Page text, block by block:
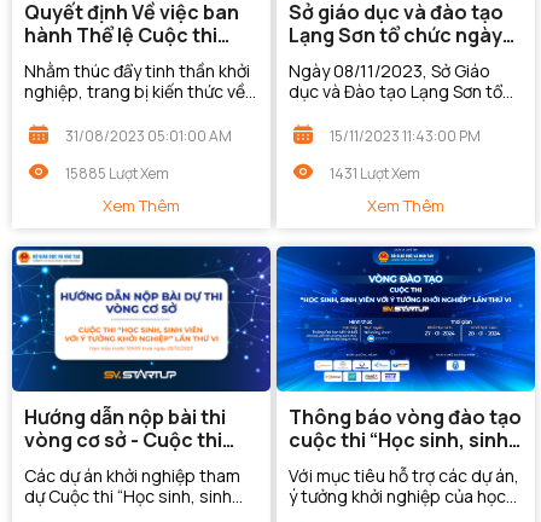
Quyết định Về việc ban
hành Thể lệ Cuộc thi
“Học sinh, sinh viên với ý
tưởng khởi nghiệp” năm
2023 (SV_STARTUP LẦN
THỨ VI)
Nhằm thúc đẩy tinh thần khởi
nghiệp, trang bị kiến thức về
viên, Cuộc thi “Học sinh, sinh
31/08/2023 05:01:00 AM
15885 Lượt Xem
Xem Thêm
Sở giáo dục và đào tạo
Lạng Sơn tổ chức ngày
hội khởi nghiệp cấp tỉnh
của học sinh sinh viên
năm 2023
Ngày 08/11/2023, Sở Giáo
dục và Đào tạo Lạng Sơn tổ
cấp tỉnh của học sinh, sinh
THPT Hoàng Văn Thụ....
15/11/2023 11:43:00 PM
1431 Lượt Xem
Xem Thêm
Hướng dẫn nộp bài thi
vòng cơ sở - Cuộc thi
“Học sinh, sinh viên với ý
tưởng khởi nghiệp” lần
thứ VI
Các dự án khởi nghiệp tham
dự Cuộc thi “Học sinh, sinh
Thông báo vòng đào tạo
cuộc thi “Học sinh, sinh
viên với ý tưởng khởi
nghiệp” lần thứ VI
Với mục tiêu hỗ trợ các dự án,
ý tưởng khởi nghiệp của học